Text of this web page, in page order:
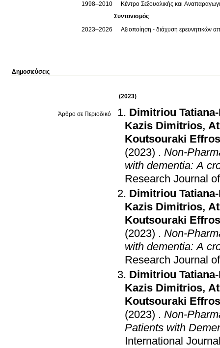
1998–2010
Κέντρο Σεξουαλικής και
Συντονισμός
2023–2026
Αξιοποίηση - διάχυση ερευνητικών
Δημοσιεύσεις
(2023)
Άρθρο σε Περιοδικό
Dimitriou
Kazis Dimitrios,
Koutsouraki
(2023) . Non-
with dementia: A
Research Journal
Dimitriou
Kazis Dimitrios,
Koutsouraki
(2023) . Non-
with dementia: A
Research Journal
Dimitriou
Kazis Dimitrios,
Koutsouraki
(2023) . Non-
Patients with
International